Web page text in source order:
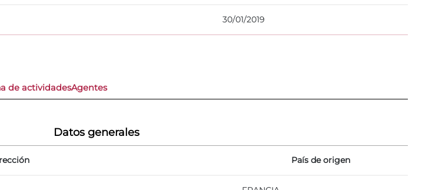
30/01/2019
de actividadesAgentes
Datos generales
País de origen